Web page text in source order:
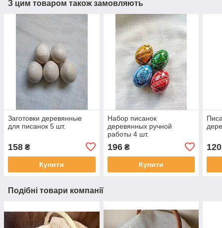
З цим товаром також замовляють
Заготовки деревянные
для писанок 5 шт.
158 ₴
Купити
Набор писанок
деревянных ручной
работы 4 шт.
196₴
Купити
120
Подібні товари компанії